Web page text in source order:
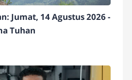
Jumat, 14 Agustus 2026 -
Tuhan